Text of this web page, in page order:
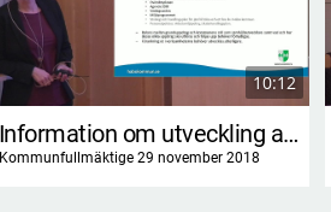
10:12
Information om utveckling av styrmodellen
Kommunfullmäktige 29 november 2018